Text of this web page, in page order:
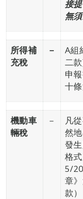
接
無
所得補
充稅
－
A組
二
申
十
機動車
輛稅
－
凡
然
發
格
5/
章
款）